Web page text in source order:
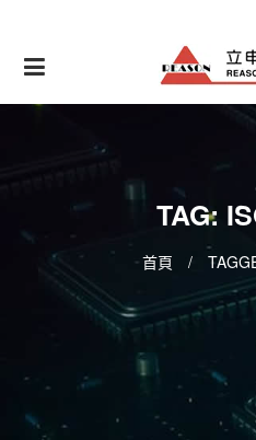
content
TAG:
首頁 /